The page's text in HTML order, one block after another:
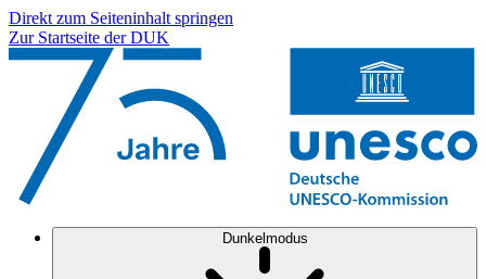
Direkt zum Seiteninhalt springen
Zur Startseite der DUK
Dunkelmodus